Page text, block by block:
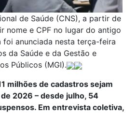
de Saúde (CNS), a partir de
nome e CPF no lugar do antigo
foi anunciada nesta terça-feira
da Saúde e da Gestão e
Públicos (MGI).
milhões de cadastros sejam
2026 – desde julho, 54
Em entrevista coletiva,